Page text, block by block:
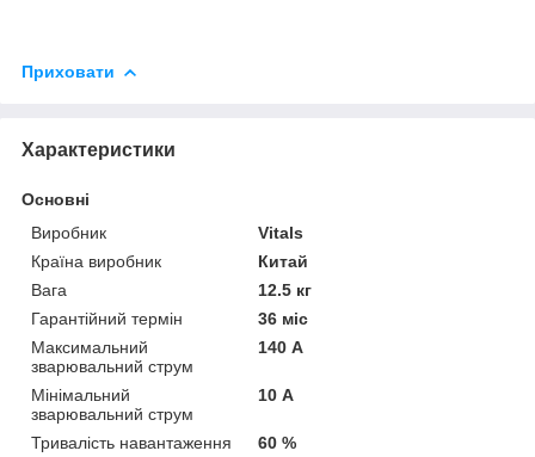
Приховати
Характеристики
Основні
Виробник
Vitals
Країна виробник
Китай
Вага
12.5 кг
Гарантійний термін
36 міс
Максимальний
зварювальний струм
140 А
Мінімальний
зварювальний струм
10 А
Тривалість навантаження
60 %